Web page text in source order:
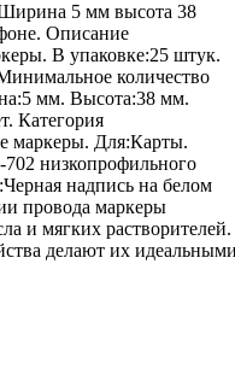
5 мм высота 38
Описание
В упаковке:25 штук.
количество
мм. Высота:38 мм.
Категория
маркеры. Для:Карты.
низкопрофильного
надпись на белом
провода маркеры
и мягких растворителей.
делают их